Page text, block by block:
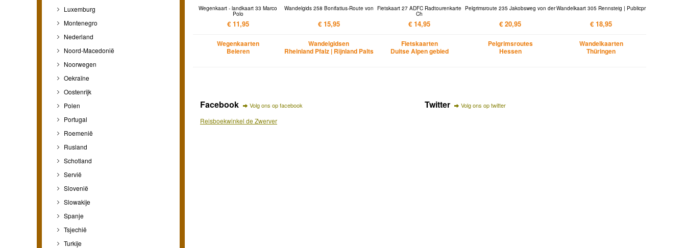
Luxemburg
Montenegro
Nederland
Noord-Macedonië
Noorwegen
Oekraïne
Oostenrijk
Polen
Portugal
Roemenië
Rusland
Schotland
Servië
Slovenië
Slowakije
Spanje
Tsjechië
Turkije
Wegenkaart - landkaart 33 Marco
Polo
€ 11,95
Wegenkaarten
Beieren
Wandelgids 258 Bonifatius-Route von
€ 15,95
Wandelgidsen
Rheinland Pfalz | Rijnland Palts
Fietskaart 27 ADFC Radtourenkarte
Ch
€ 14,95
Fietskaarten
Duitse Alpen gebied
Pelgrimsroute 235 Jakobsweg von der
€ 20,95
Pelgrimsroutes
Hessen
Wandelkaart 305 Rennsteig | Publicpr
€ 18,95
Wandelkaarten
Thüringen
Facebook Volg ons op facebook
Reisboekwinkel de Zwerver
Twitter Volg ons op twitter